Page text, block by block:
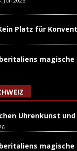
Platz für
magische
Uhrenkunst und
magische